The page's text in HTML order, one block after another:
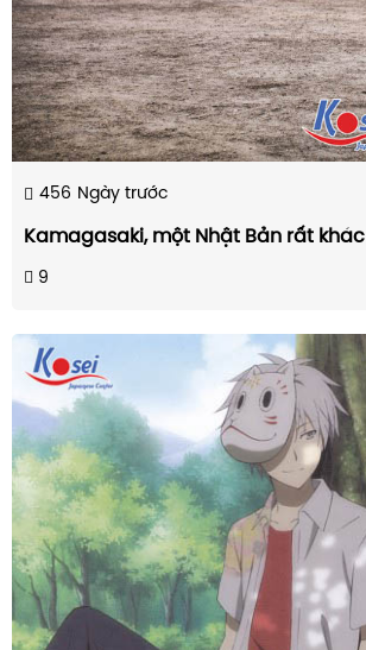
456 Ngày trước
Kamagasaki, một Nhật Bản rất khác
9